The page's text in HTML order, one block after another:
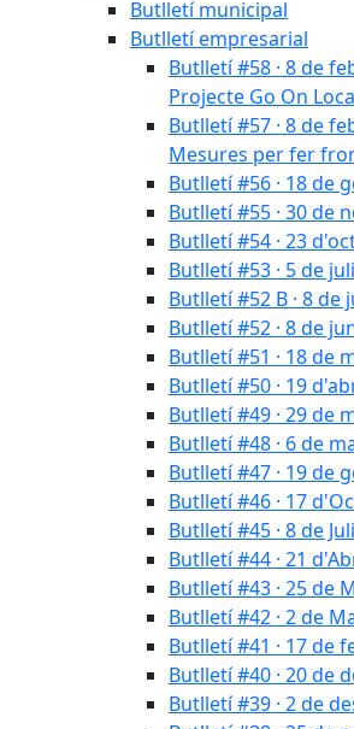
Butlletí municipal
Butlletí empresarial
Butlletí #58 · 8 de
Projecte Go On
Butlletí #57 · 8 de
Mesures per fer
Butlletí #56 · 18 de
Butlletí #55 · 30 de
Butlletí #54 · 23
Butlletí #53 · 5 de
Butlletí #52 B · 8 de
Butlletí #52 · 8 de
Butlletí #51 · 18 de
Butlletí #50 · 19
Butlletí #49 · 29 de
Butlletí #48 · 6 de
Butlletí #47 · 19 de
Butlletí #46 · 17
Butlletí #45 · 8 de
Butlletí #44 · 21
Butlletí #43 · 25 de
Butlletí #42 · 2 de
Butlletí #41 · 17 de
Butlletí #40 · 20 de
Butlletí #39 · 2 de